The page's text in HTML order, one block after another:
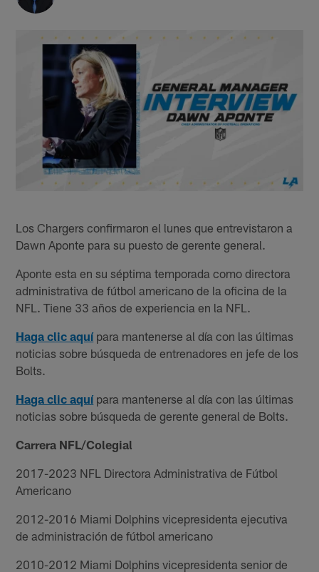
Los Chargers confirmaron el lunes que entrevistaron a
Dawn Aponte para su puesto de gerente general.
Aponte esta en su séptima temporada como directora
administrativa de fútbol americano de la oficina de la
NFL. Tiene 33 años de experiencia en la NFL.
Haga clic aquí para mantenerse al día con las últimas
noticias sobre búsqueda de entrenadores en jefe de los
Bolts.
Haga clic aquí para mantenerse al día con las últimas
noticias sobre búsqueda de gerente general de Bolts.
Carrera NFL/Colegial
2017-2023 NFL Directora Administrativa de Fútbol
Americano
2012-2016 Miami Dolphins vicepresidenta ejecutiva
de administración de fútbol americano
2010-2012 Miami Dolphins vicepresidenta senior de